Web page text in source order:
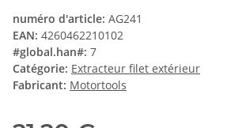
numéro d'article: AG241
EAN: 4260462210102
#global.han#: 7
Catégorie: Extracteur filet extérieur
Fabricant: Motortools